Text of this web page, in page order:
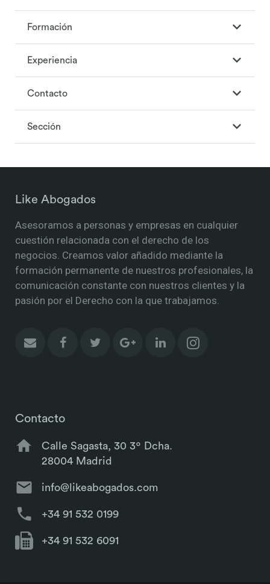
Formación
Experiencia
Contacto
Sección
Like Abogados
Asesoramos a personas y empresas en cualquier
cuestión relacionada con el derecho de los
negocios. Creamos valor añadido mediante la
formación permanente de nuestros profesionales, la
comunicación constante con nuestros clientes y la
pasión por el Derecho con la que trabajamos.
Contacto
Calle Sagasta, 30 3º Dcha.
28004 Madrid
info@likeabogados.com
+34 91 532 0199
+34 91 532 6091